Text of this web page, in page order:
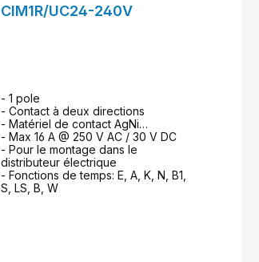
CIM1R/UC24-240V
- 1 pole
- Contact à deux directions
- Matériel de contact AgNi
- Max 16 A @ 250 V AC / 30 V DC
- Pour le montage dans le
distributeur électrique
- Fonctions de temps: E, A, K, N, B1,
S, LS, B, W